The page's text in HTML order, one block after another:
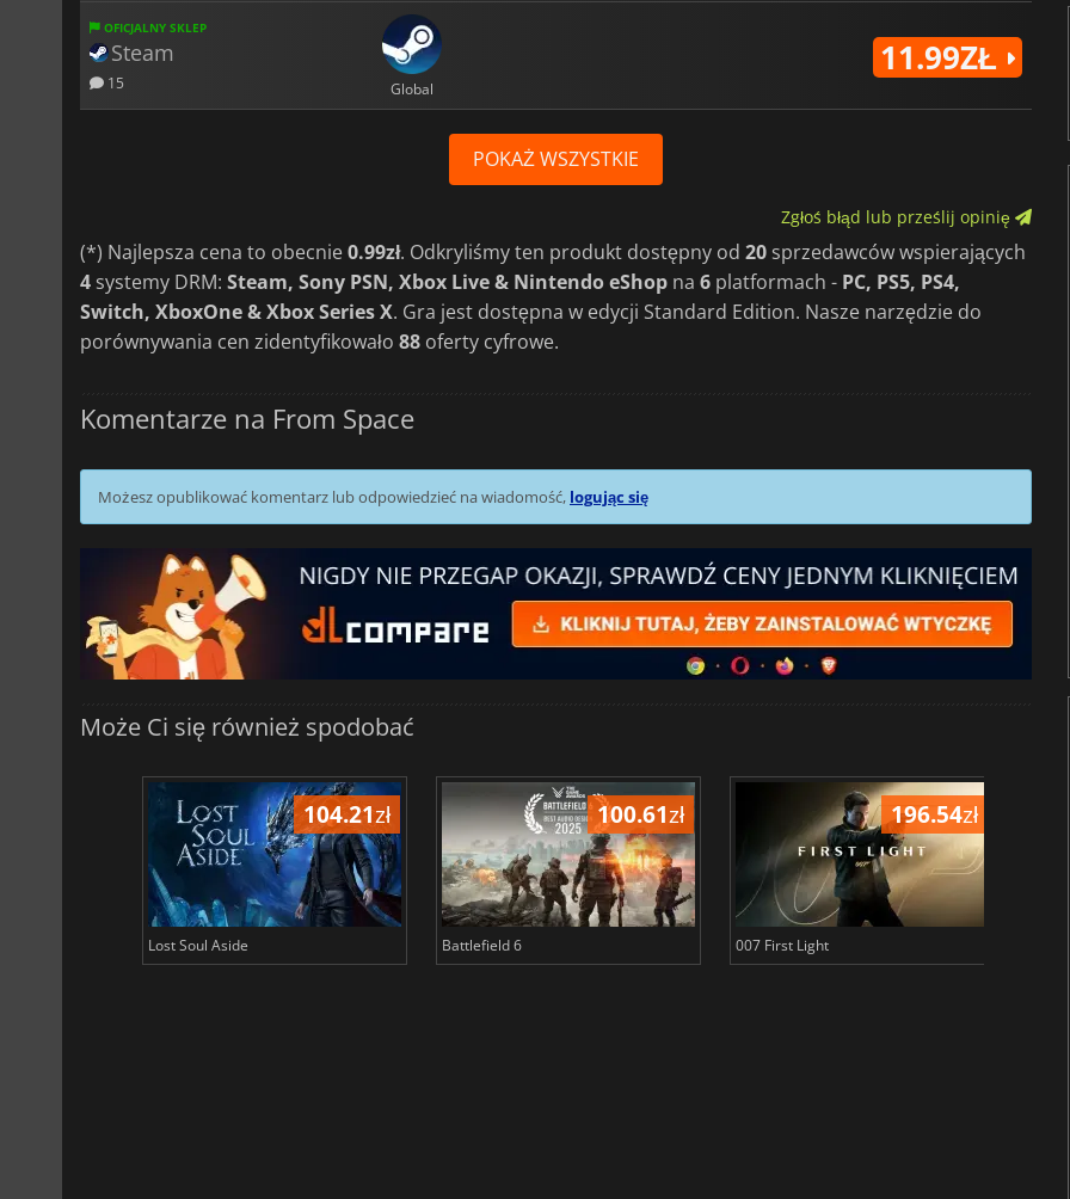
OFICJALNY SKLEP
Steam
15 Global
11.99ZŁ
POKAŻ WSZYSTKIE
Zgłoś błąd lub prześlij opinię
(*) Najlepsza cena to obecnie0.99zł. Odkryliśmy ten produkt dostępny od 20 sprzedawców wspierających
4 systemy DRM: Steam, Sony PSN, Xbox Live & Nintendo eShop na 6 platformach - PC, PS5, PS4,
Switch, XboxOne & Xbox Series X. Gra jest dostępna w edycji Standard Edition. Nasze narzędzie do
porównywania cen zidentyfikowało 88 oferty cyfrowe.
Komentarze na From Space
Możesz opublikować komentarz lub odpowiedzieć na wiadomość, logując się
Może Ci się również spodobać
104.21zł
Lost Soul Aside
100.61zł
Battlefield 6
196.54zł
007 First Light